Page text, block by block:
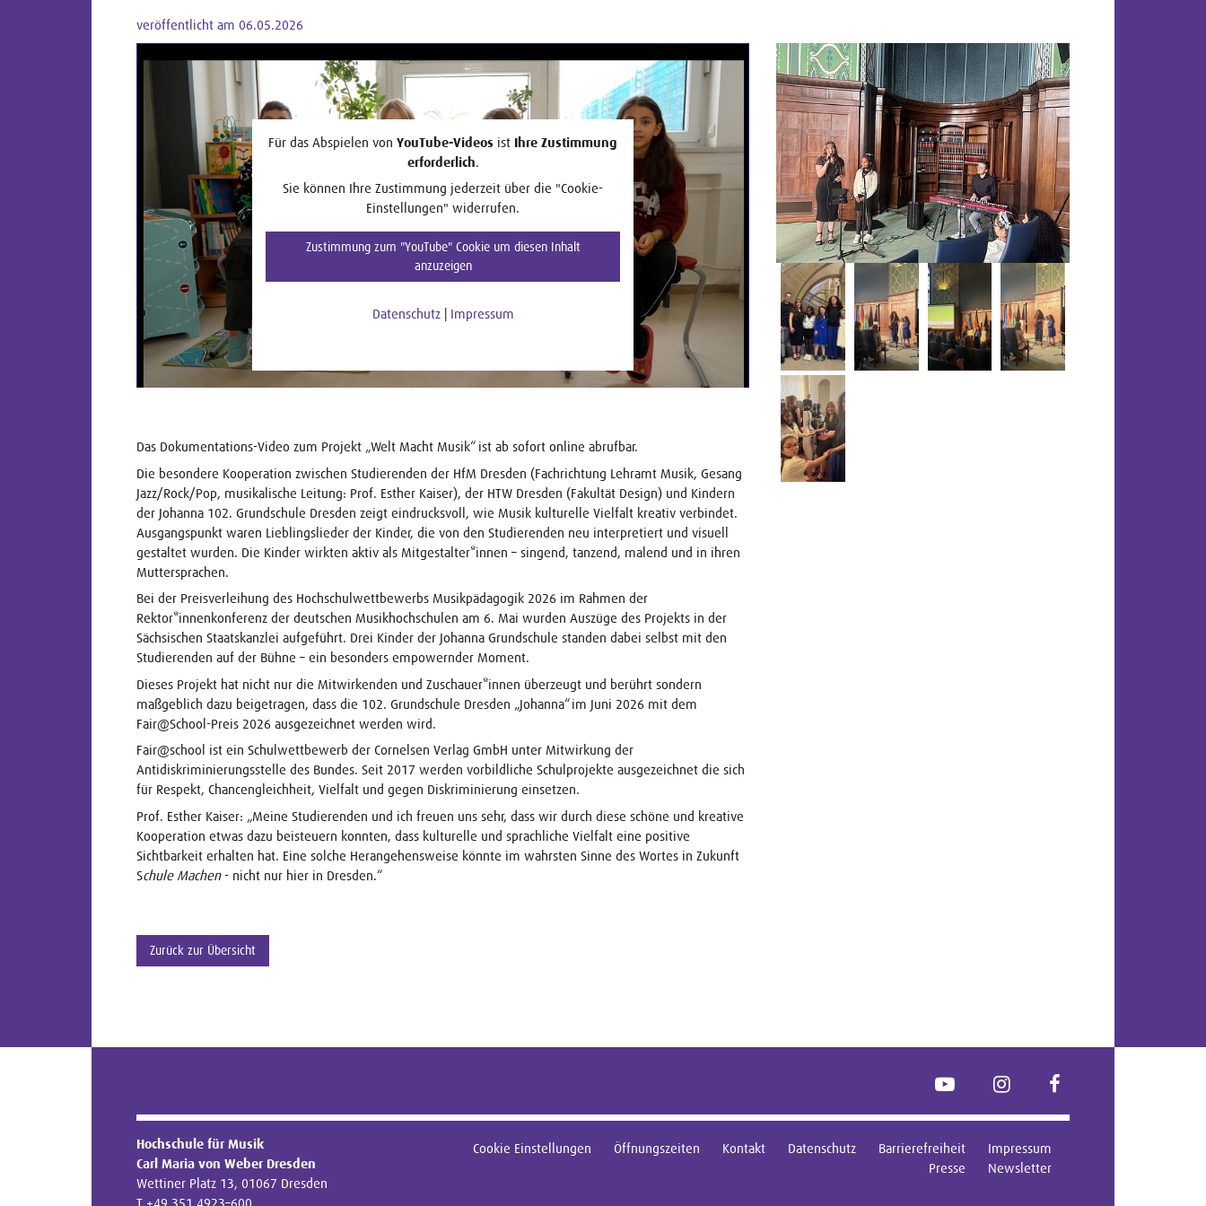
veröffentlicht am 06.05.2026
Für das Abspielen vonYouTube-Videos ist Ihre Zustimmung
erforderlich.
Sie können Ihre Zustimmung jederzeit über die "Cookie-
Einstellungen" widerrufen.
Zustimmung zum "YouTube" Cookie um diesen Inhalt
anzuzeigen
Datenschutz| Impressum
Das Dokumentations-Video zum Projekt „Welt Macht Musik“ ist ab sofort online abrufbar.
Die besondere Kooperation zwischen Studierenden der HfM Dresden (Fachrichtung Lehramt Musik, Gesang
Jazz/Rock/Pop, musikalische Leitung: Prof. Esther Kaiser), der HTW Dresden (Fakultät Design) und Kindern
der Johanna 102. Grundschule Dresden zeigt eindrucksvoll, wie Musik kulturelle Vielfalt kreativ verbindet.
Ausgangspunkt waren Lieblingslieder der Kinder, die von den Studierenden neu interpretiert und visuell
gestaltet wurden. Die Kinder wirkten aktiv als Mitgestalter*innen – singend, tanzend, malend und in ihren
Muttersprachen.
Bei der Preisverleihung des Hochschulwettbewerbs Musikpädagogik 2026 im Rahmen der
Rektor*innenkonferenz der deutschen Musikhochschulen am 6. Mai wurden Auszüge des Projekts in der
Sächsischen Staatskanzlei aufgeführt. Drei Kinder der Johanna Grundschule standen dabei selbst mit den
Studierenden auf der Bühne – ein besonders empowernder Moment.
Dieses Projekt hat nicht nur die Mitwirkenden und Zuschauer*innen überzeugt und berührt sondern
maßgeblich dazu beigetragen, dass die 102. Grundschule Dresden „Johanna“ im Juni 2026 mit dem
Fair@School-Preis 2026 ausgezeichnet werden wird.
Fair@school ist ein Schulwettbewerb der Cornelsen Verlag GmbH unter Mitwirkung der
Antidiskriminierungsstelle des Bundes. Seit 2017 werden vorbildliche Schulprojekte ausgezeichnet die sich
für Respekt, Chancengleichheit, Vielfalt und gegen Diskriminierung einsetzen.
Prof. Esther Kaiser: „Meine Studierenden und ich freuen uns sehr, dass wir durch diese schöne und kreative
Kooperation etwas dazu beisteuern konnten, dass kulturelle und sprachliche Vielfalt eine positive
Sichtbarkeit erhalten hat. Eine solche Herangehensweise könnte im wahrsten Sinne des Wortes in Zukunft
Schule Machen- nicht nur hier in Dresden.“
Zurück zur Übersicht
YouTube Instagram
Cookie Einstellungen Öffnungszeiten Kontakt Datenschutz Barrierefreiheit
Impressum
Presse
Newsletter
Hochschule für Musik
Carl Maria von Weber Dresden
Wettiner Platz 13, 01067 Dresden
T +49 351 4923–600